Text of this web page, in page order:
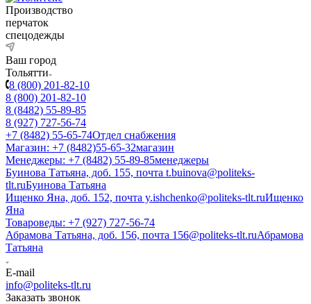
Производство
перчаток
спецодежды
Ваш город
Тольятти
8 (800) 201-82-10
8 (800) 201-82-10
8 (8482) 55-89-85
8 (927) 727-56-74
+7 (8482) 55-65-74Отдел снабжения
Магазин: +7 (8482)55-65-32магазин
Менеджеры: +7 (8482) 55-89-85менеджеры
Буинова Татьяна, доб. 155, почта t.buinova@politeks-
tlt.ruБуинова Татьяна
Ищенко Яна, доб. 152, почта y.ishchenko@politeks-tlt.ruИщенко
Яна
Товароведы: +7 (927) 727-56-74
Абрамова Татьяна, доб. 156, почта 156@politeks-tlt.ruАбрамова
Татьяна
E-mail
info@politeks-tlt.ru
Заказать звонок